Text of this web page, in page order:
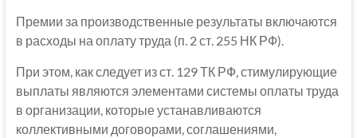
Премии за производственные результаты включаются
в расходы на оплату труда (п. 2 ст. 255 НК РФ).
При этом, как следует из ст. 129 ТК РФ, стимулирующие
выплаты являются элементами системы оплаты труда
в организации, которые устанавливаются
коллективными договорами, соглашениями,